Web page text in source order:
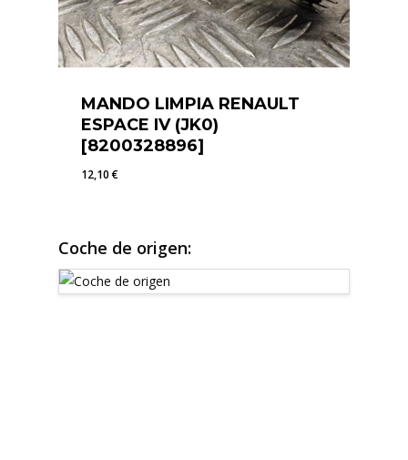
MANDO LIMPIA RENAULT
ESPACE IV (JK0)
[8200328896]
12,10€
Coche de origen: